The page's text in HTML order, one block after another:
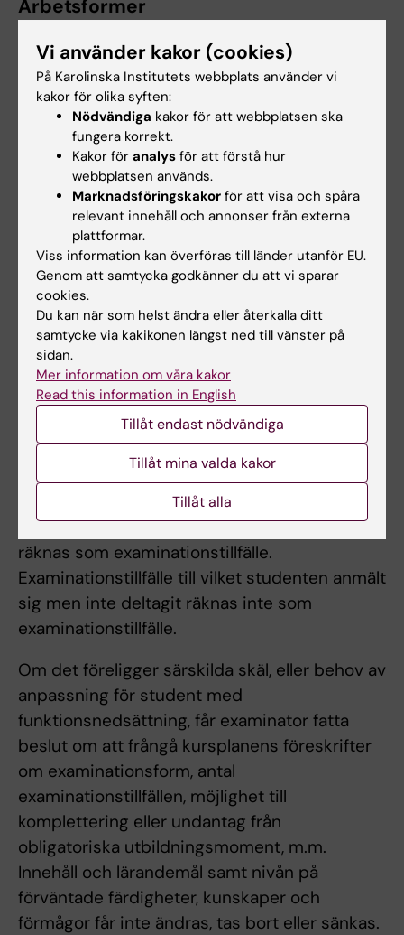
Arbetsformer
Pedagogiken kommer att utgå från
studentcentrerad och studentaktiverad
pedagogik. Undervisningen bedrivs i form av
föreläsningar, självstudier,
inlämningsuppgifter, grupparbeten samt
seminarier med kliniska fall.
Examination
Studenterna examineras med skriftliga
inlämningsuppgifter (U/G/VG) och muntliga
presentationer (U/G).
Student som ej är godkänd efter ordinarie
examinationstillfälle har rätt att delta vid
ytterligare fem examinationstillfällen. Om
studenten genomfört sex underkända
tentamina/prov ges inte något ytterligare
examinationstillfälle. Som examinationstillfälle
räknas de gånger studenten deltagit i ett och
samma prov. Inlämning av blank skrivning
räknas som examinationstillfälle.
Examinationstillfälle till vilket studenten anmält
sig men inte deltagit räknas inte som
examinationstillfälle.
Om det föreligger särskilda skäl, eller behov av
anpassning för student med
funktionsnedsättning, får examinator fatta
beslut om att frångå kursplanens föreskrifter
om examinationsform, antal
examinationstillfällen, möjlighet till
komplettering eller undantag från
obligatoriska utbildningsmoment, m.m.
Innehåll och lärandemål samt nivån på
förväntade färdigheter, kunskaper och
förmågor får inte ändras, tas bort eller sänkas.
Vi använder kakor (cookies)
På Karolinska Institutets webbplats använder vi
kakor för olika syften:
Nödvändiga kakor för att webbplatsen ska
fungera korrekt.
Kakor för analys för att förstå hur
webbplatsen används.
Marknadsföringskakor för att visa och spåra
relevant innehåll och annonser från externa
plattformar.
Viss information kan överföras till länder utanför EU.
Genom att samtycka godkänner du att vi sparar
cookies.
Du kan när som helst ändra eller återkalla ditt
samtycke via kakikonen längst ned till vänster på
sidan.
Mer information om våra kakor
Read this information in English
Tillåt endast nödvändiga
Tillåt mina valda kakor
Tillåt alla